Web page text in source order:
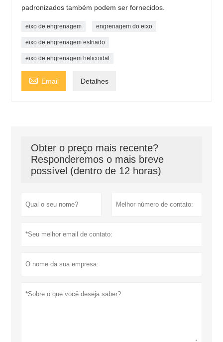
padronizados também podem ser fornecidos.
eixo de engrenagem engrenagem do eixo
eixo de engrenagem estriado
eixo de engrenagem helicoidal
 Email Detalhes
Obter o preço mais recente?
Responderemos o mais breve
possível (dentro de 12 horas)